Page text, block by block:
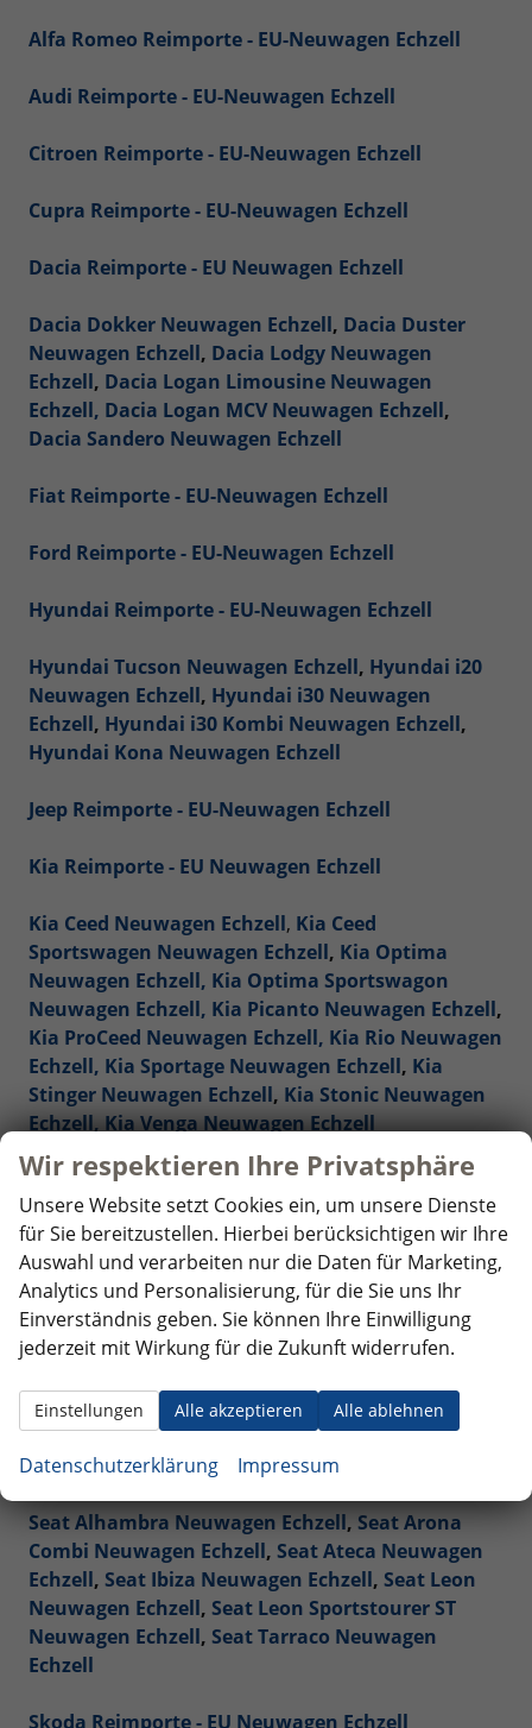
Alfa Romeo Reimporte - EU-Neuwagen Echzell
Audi Reimporte - EU-Neuwagen Echzell
Citroen Reimporte - EU-Neuwagen Echzell
Cupra Reimporte - EU-Neuwagen Echzell
Dacia Reimporte - EU Neuwagen Echzell
Dacia Dokker Neuwagen Echzell, Dacia Duster
Neuwagen Echzell, Dacia Lodgy Neuwagen
Echzell, Dacia Logan Limousine Neuwagen
Echzell, Dacia Logan MCV Neuwagen Echzell,
Dacia Sandero Neuwagen Echzell
Fiat Reimporte - EU-Neuwagen Echzell
Ford Reimporte - EU-Neuwagen Echzell
Hyundai Reimporte - EU-Neuwagen Echzell
Hyundai Tucson Neuwagen Echzell, Hyundai i20
Neuwagen Echzell, Hyundai i30 Neuwagen
Echzell, Hyundai i30 Kombi Neuwagen Echzell,
Hyundai Kona Neuwagen Echzell
Jeep Reimporte - EU-Neuwagen Echzell
Kia Reimporte - EU Neuwagen Echzell
Kia Ceed Neuwagen Echzell, Kia Ceed
Sportswagen Neuwagen Echzell, Kia Optima
Neuwagen Echzell, Kia Optima Sportswagon
Neuwagen Echzell, Kia Picanto Neuwagen Echzell,
Kia ProCeed Neuwagen Echzell, Kia Rio Neuwagen
Echzell, Kia Sportage Neuwagen Echzell, Kia
Stinger Neuwagen Echzell, Kia Stonic Neuwagen
Echzell,Kia Venga Neuwagen Echzell
Mercedes-Benz Reimporte - EU-Neuwagen Echzell
Nissan Reimporte - EU Neuwagen Echzell
Opel Reimporte - EU Neuwagen Echzell
Peugeot Reimporte - EU Neuwagen Echzell
Renault Reimporte - EU Neuwagen Echzell
Seat Reimporte - EU Neuwagen Echzell
Seat Alhambra Neuwagen Echzell, Seat Arona
Combi Neuwagen Echzell, Seat Ateca Neuwagen
Echzell, Seat Ibiza Neuwagen Echzell, Seat Leon
Neuwagen Echzell, Seat Leon Sportstourer ST
Neuwagen Echzell, Seat Tarraco Neuwagen
Echzell
Skoda Reimporte - EU Neuwagen Echzell
Wir respektieren Ihre Privatsphäre
Unsere Website setzt Cookies ein, um unsere Dienste
für Sie bereitzustellen. Hierbei berücksichtigen wir Ihre
Auswahl und verarbeiten nur die Daten für Marketing,
Analytics und Personalisierung, für die Sie uns Ihr
Einverständnis geben. Sie können Ihre Einwilligung
jederzeit mit Wirkung für die Zukunft widerrufen.
Alle akzeptieren Alle ablehnen
Einstellungen
Datenschutzerklärung Impressum